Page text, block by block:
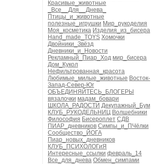
Красивые_животные
_Все__Для__Днева_
Птицы_и_животные
полезные_игрушки Мир_рукоделия
Моя_косметика Изделия_из_бисера
Hand_made_TOYS Хомочки
Двойники_Звёзд
Дневники_и_Новости
Рекламный_Пиар_Ход мир_бисера
Дом_Кукол
Нефильтрованная_красота
Любимые_милые_животные Восток-
Запад-Север-Юг
ОБЪЕДИНЯЙТЕСЬ_БЛОГЕРЫ
вязалочки мадам_бовари
ШКОЛА_РАДОСТИ Декупажный_Бум
КЛУБ_РУКОДЕЛЬНИЦ Волшебники
Философия Бисероплет СДВ
ПИАР_дневников Симпы_и_ПЧёлки
Сообщество_ЙОГА
Пиар_новых_дневников
КЛУБ_ПСИХОЛОГиЯ
Интересные_ссылки февраль_14
Все_для_днева Обмен_симпами